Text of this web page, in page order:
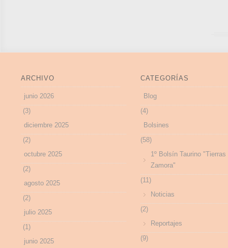
ARCHIVO
junio 2026
(3)
diciembre 2025
(2)
octubre 2025
(2)
agosto 2025
(2)
julio 2025
(1)
junio 2025
CATEGORÍAS
Blog
(4)
Bolsines
(58)
1º Bolsín Taurino "Tierras
Zamora"
(11)
Noticias
(2)
Reportajes
(9)